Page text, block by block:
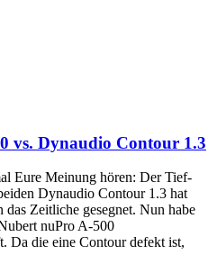
vs. Dynaudio Contour 1.3
Eure Meinung hören: Der Tief-
Dynaudio Contour 1.3 hat
das Zeitliche gesegnet. Nun habe
nuPro A-500
Da die eine Contour defekt ist,